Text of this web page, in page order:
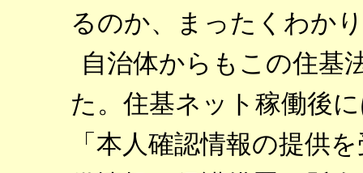
るのか、まったくわか
自治体からもこの住基
た。住基ネット稼働後
「本人確認情報の提供